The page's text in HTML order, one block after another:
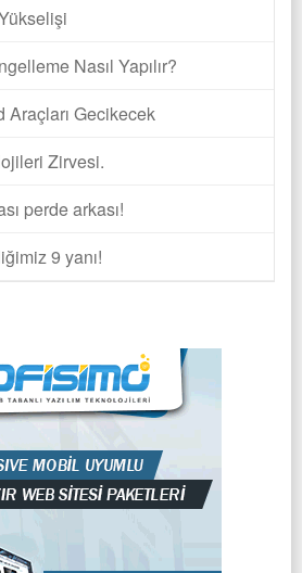
Nasıl Yapılır?
Araçları Gecikecek
Zirvesi.
perde arkası!
9 yanı!